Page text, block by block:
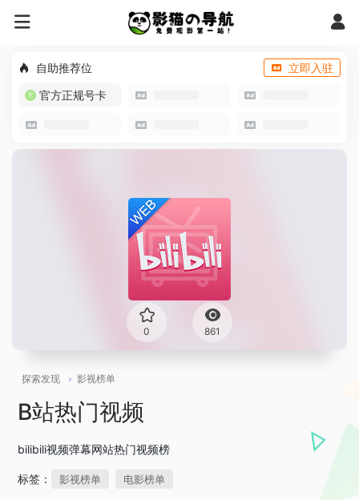
自助推荐位
立即入驻
官方正规号卡
0 861
探索发现 影视榜单
B站热门视频
bilibili视频弹幕网站热门视频榜
标签： 影视榜单 电影榜单